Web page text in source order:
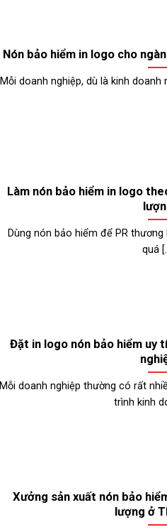
Nón bảo hiểm in logo cho
Mỗi doanh nghiệp, dù là kinh
Làm nón bảo hiểm in logo
Dùng nón bảo hiểm để PR
quá
Đặt in logo nón bảo hiểm uy
Mỗi doanh nghiệp thường có rất
trình kinh
Xưởng sản xuất nón bảo
lượng ở